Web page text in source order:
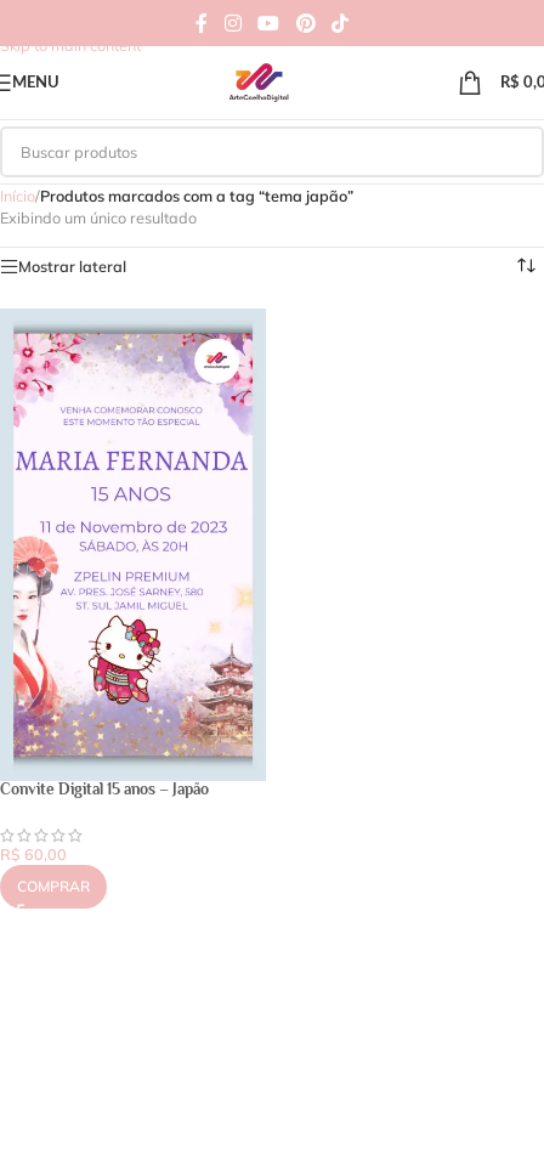
Skip to main content
MENU R$
Início/Produtos marcados com a tag “tema japão”
Exibindo um único resultado
Mostrar lateral
Convite Digital 15 anos – Japão
R$ 60,00
COMPRAR